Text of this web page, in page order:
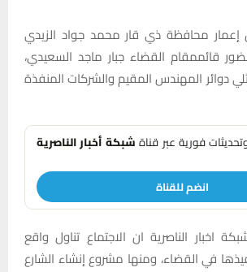
محافظة ذي قار محمد جواد الزيدي
قائممقام القضاء جبار ماجد السعيدي،
دوائر المهندس المقيم والشركات المنفذة
فورية عبر قناةشبكة أخبار الناصرية
انضم للقناة
اخبار الناصرية ان الاجتماع تناول واقع
في القضاء، ومنها مشروع إنشاء الشارع